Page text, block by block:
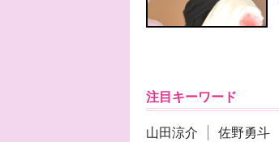
注目キーワード
山田涼介 佐野勇斗